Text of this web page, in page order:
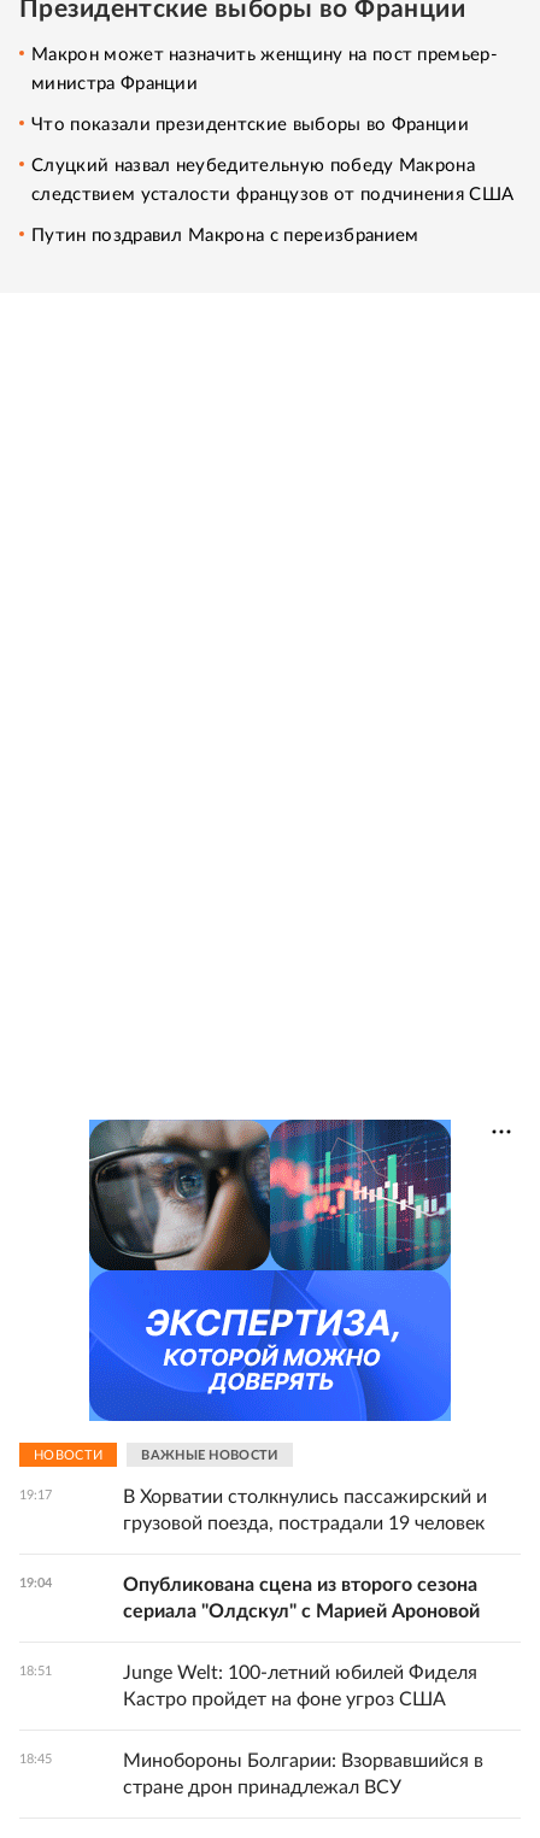
Президентские выборы во Франции
Макрон может назначить женщину на пост премьер-
министра Франции
Что показали президентские выборы во Франции
Слуцкий назвал неубедительную победу Макрона
следствием усталости французов от подчинения США
Путин поздравил Макрона с переизбранием
НОВОСТИ ВАЖНЫЕ НОВОСТИ
19:17
В Хорватии столкнулись пассажирский и
грузовой поезда, пострадали 19 человек
19:04
Опубликована сцена из второго сезона
сериала "Олдскул" с Марией Ароновой
18:51
Junge Welt: 100-летний юбилей Фиделя
Кастро пройдет на фоне угроз США
18:45
Минобороны Болгарии: Взорвавшийся в
стране дрон принадлежал ВСУ